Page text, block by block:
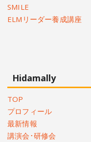
SMILE
ELMリーダー養成講座
Hidamally
TOP
プロフィール
最新情報
講演会･研修会